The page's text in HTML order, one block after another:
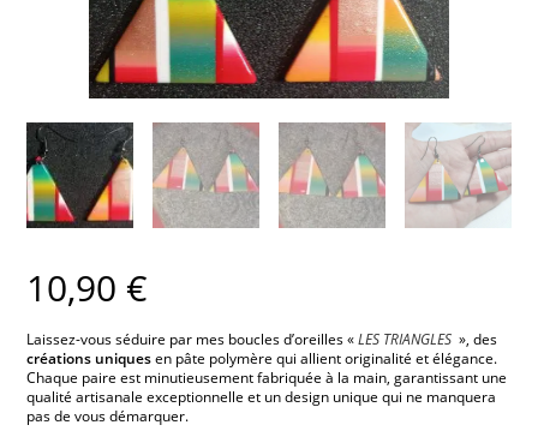
10,90 €
Laissez-vous séduire par mes boucles d’oreilles «LES TRIANGLES », des
créations uniquesen pâte polymère qui allient originalité et élégance.
Chaque paire est minutieusement fabriquée à la main, garantissant une
qualité artisanale exceptionnelle et un design unique qui ne manquera
pas de vous démarquer.